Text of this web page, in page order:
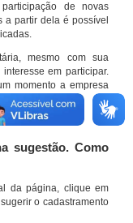
de novas
a partir dela é possível
mesmo com sua
em participar.
momento a empresa
meio do site.
sugestão. Como
da página, clique em
o cadastramento